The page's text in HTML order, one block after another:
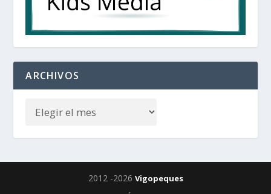
ARCHIVOS
2012 -2026 Vigopeques